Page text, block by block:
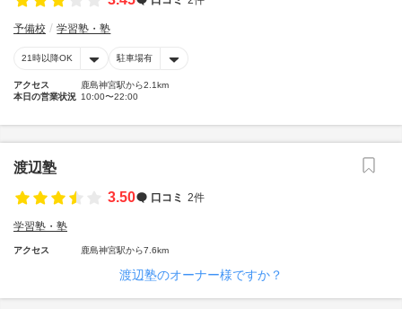
予備校 学習塾・塾
21時以降OK 駐車場有
アクセス
鹿島神宮駅から2.1km
本日の営業状況 10:00〜22:00
渡辺塾
3.50
口コミ 2件
学習塾・塾
アクセス 鹿島神宮駅から7.6km
渡辺塾のオーナー様ですか？